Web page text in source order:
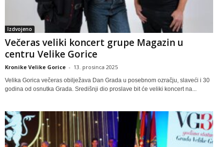
Izdvojeno
Večeras veliki koncert grupe Magazin u
centru Velike Gorice
Kronike Velike Gorice - 13. prosinca 2025
Velika Gorica večeras obilježava Dan Grada u posebnom ozračju, slaveći i 30
godina od osnutka Grada. Središnji dio proslave bit će veliki koncert na...